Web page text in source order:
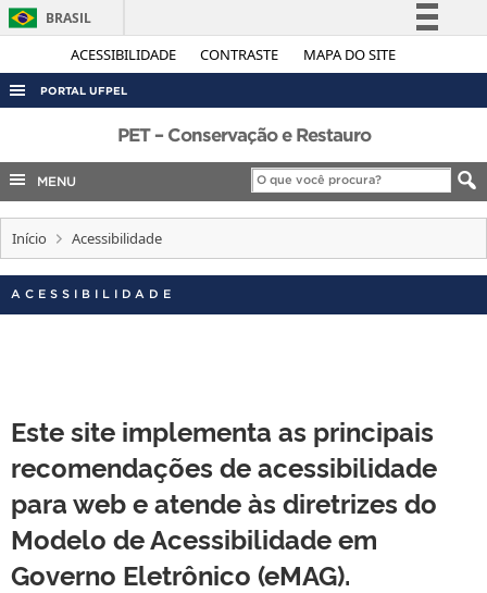
ACESSIBILIDADE CONTRASTE MAPA DO SITE
BRASIL
Simplifique!
Legislação
Canais
PORTAL UFPEL
ACESSO À INFORMAÇÃO
AUDITORIA
COBALTO
CONCURSOS
EDITAIS
INTERNACIONAL
TELEFONES
PET – Conservação e Restauro
MENU
Início Acessibilidade
ACESSIBILIDADE
Este site implementa as principais
recomendações de acessibilidade
para web e atende às diretrizes do
Modelo de Acessibilidade em
Governo Eletrônico (eMAG).